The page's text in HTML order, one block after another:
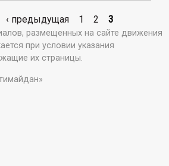
‹ предыдущая 1 2 3
размещенных на сайте движения
при условии указания
их страницы.